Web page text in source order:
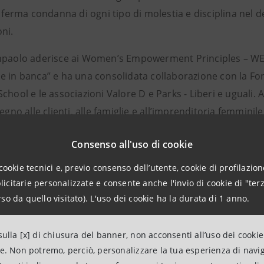
Consenso all'uso di cookie
tecnici e, previo consenso dell’utente, cookie di
personalizzate e consente anche l'invio di cookie di
da quello visitato). L'uso dei cookie ha la durata di 1 anno.
[x] di chiusura del banner, non acconsenti all’uso dei
Non potremo, perciò, personalizzare la tua esperienza di
condanna di ogni tipo di molestia e disciplina nel
aderisce ai Women’s Empowerment Principles –
in banca” e ha una consolidata collaborazione con la
e le associazioni Valore D e Parks - Liberi e
alle clienti, alle famiglie e all’imprenditoria
è la prima Banca in Italia e tra le prime in Europa
& International Standard (GEEIS-Diversity),
e inclusione, rilasciata da Bureau Veritas.
impegno Intesa Sanpaolo è inserita, prima banca in
di lavoro più inclusivi e attenti alle diversità nel Refinitiv
che valuta oltre 12 mila aziende quotate a livello
ampiamente superiore rispetto alla media del